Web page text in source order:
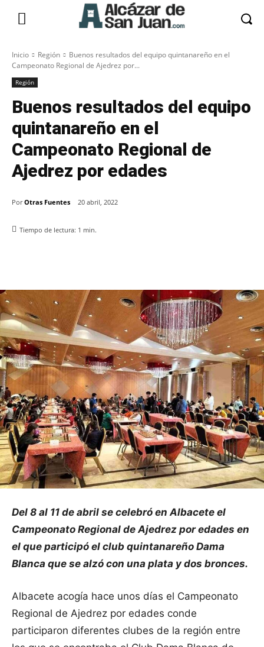
Inicio Región
Buenos resultados del equipo quintanareño en el
Campeonato Regional de Ajedrez por...
Región
Buenos resultados del equipo
quintanareño en el
Campeonato Regional de
Ajedrez por edades
Por Otras Fuentes 20 abril, 2022
Tiempo de lectura: 1 min.
Del 8 al 11 de abril se celebró en Albacete el
Campeonato Regional de Ajedrez por edades en
el que participó el club quintanareño Dama
Blanca que se alzó con una plata y dos bronces.
Albacete acogía hace unos días el Campeonato
Regional de Ajedrez por edades conde
participaron diferentes clubes de la región entre